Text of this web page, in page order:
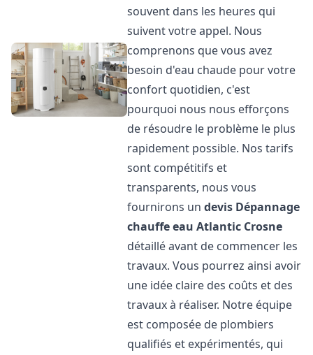
souvent dans les heures qui
suivent votre appel. Nous
comprenons que vous avez
besoin d'eau chaude pour votre
confort quotidien, c'est
pourquoi nous nous efforçons
de résoudre le problème le plus
rapidement possible. Nos tarifs
sont compétitifs et
transparents, nous vous
fournirons undevis Dépannage
chauffe eau Atlantic Crosne
détaillé avant de commencer les
travaux. Vous pourrez ainsi avoir
une idée claire des coûts et des
travaux à réaliser. Notre équipe
est composée de plombiers
qualifiés et expérimentés, qui